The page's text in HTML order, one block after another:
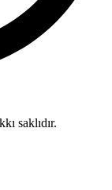
saklıdır.